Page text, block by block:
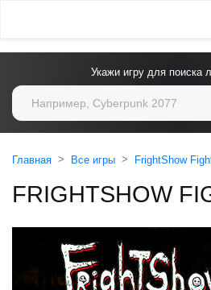
Укажи игру для поиска
Главная Все игры FrightShow
FRIGHTSHOW